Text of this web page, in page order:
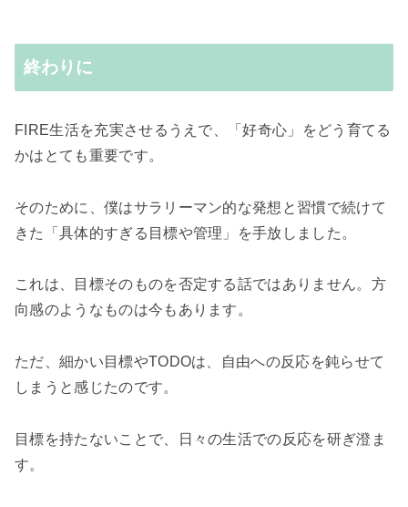
終わりに
FIRE生活を充実させるうえで、「好奇心」をどう育てる
かはとても重要です。
そのために、僕はサラリーマン的な発想と習慣で続けて
きた「具体的すぎる目標や管理」を手放しました。
これは、目標そのものを否定する話ではありません。方
向感のようなものは今もあります。
ただ、細かい目標やTODOは、自由への反応を鈍らせて
しまうと感じたのです。
目標を持たないことで、日々の生活での反応を研ぎ澄ま
す。